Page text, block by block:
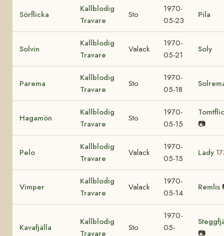
Sörflicka
Kallblodig
Travare
Sto
1970-
05-23
Pila
Solvin
Kallblodig
Travare
Valack
1970-
05-21
Soly
Parema
Kallblodig
Travare
Sto
1970-
05-18
Hagamön
Kallblodig
Travare
Sto
1970-
05-15
📷
Pelo
Kallblodig
Travare
Valack
1970-
05-15
Lady
Vimper
Kallblodig
Travare
Valack
1970-
05-14
Remlis
Kavafjälla
Kallblodig
Travare
Sto
1970-
05-
📷